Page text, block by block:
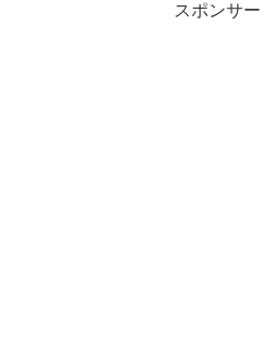
スポンサー